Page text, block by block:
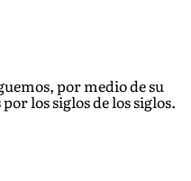
por medio de su
los siglos de los siglos.